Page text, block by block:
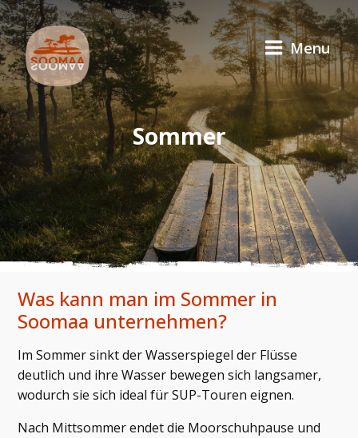
Menu
Sommer
Was kann man im Sommer in
Soomaa unternehmen?
Im Sommer sinkt der Wasserspiegel der Flüsse
deutlich und ihre Wasser bewegen sich langsamer,
wodurch sie sich ideal für SUP-Touren eignen.
Nach Mittsommer endet die Moorschuhpause und